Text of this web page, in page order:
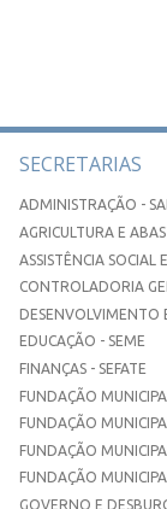
SECRETARIAS
ADMINISTRAÇÃO -
AGRICULTURA E
ASSISTÊNCIA SOCIAL
CONTROLADORIA
DESENVOLVIMENTO
EDUCAÇÃO - SEME
FINANÇAS - SEFATE
FUNDAÇÃO
FUNDAÇÃO
FUNDAÇÃO
FUNDAÇÃO
GOVERNO E